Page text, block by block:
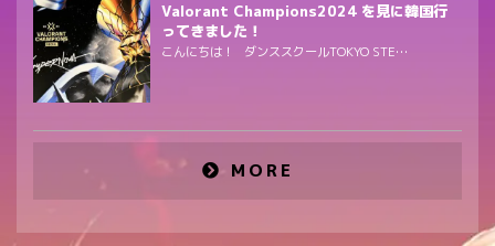
Valorant Champions2024 を見に韓国行
ってきました！
こんにちは！ ダンススクールTOKYO STE…
MORE